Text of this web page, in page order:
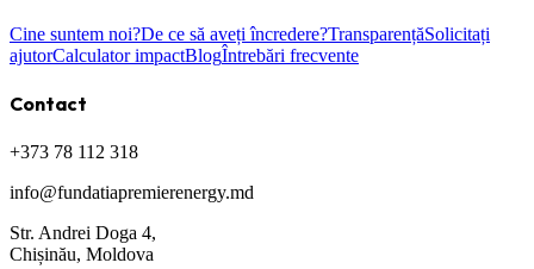
Cine suntem noi?De ce să aveți încredere?TransparențăSolicitați
ajutorCalculator impactBlogÎntrebări frecvente
Contact
+373 78 112 318
info@fundatiapremierenergy.md
Str. Andrei Doga 4,
Chișinău, Moldova